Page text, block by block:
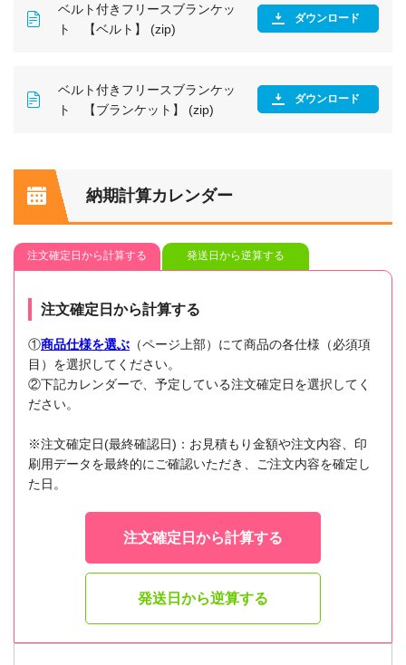
ベルト付きフリースブランケッ
ト 【ベルト】 (zip)
ダウンロード
ベルト付きフリースブランケッ
ト 【ブランケット】 (zip)
ダウンロード
納期計算カレンダー
注文確定日から計算する 発送日から逆算する
注文確定日から計算する
①商品仕様を選ぶ （ページ上部）にて商品の各仕様（必須項
目）を選択してください。
②下記カレンダーで、予定している注文確定日を選択してく
ださい。
※注文確定日(最終確認日)：お見積もり金額や注文内容、印
刷用データを最終的にご確認いただき、ご注文内容を確定し
た日。
注文確定日から計算する
発送日から逆算する